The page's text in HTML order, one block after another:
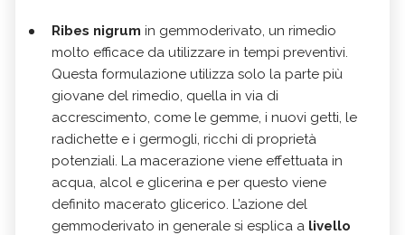
Ribes nigrum in gemmoderivato, un rimedio
molto efficace da utilizzare in tempi preventivi.
Questa formulazione utilizza solo la parte più
giovane del rimedio, quella in via di
accrescimento, come le gemme, i nuovi getti, le
radichette e i germogli, ricchi di proprietà
potenziali. La macerazione viene effettuata in
acqua, alcol e glicerina e per questo viene
definito macerato glicerico. L’azione del
gemmoderivato in generale si esplica a livello